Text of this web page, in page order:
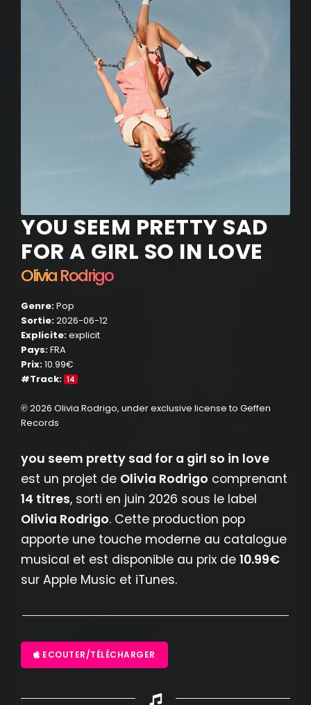
YOU SEEM PRETTY SAD
FOR A GIRL SO IN LOVE
Olivia Rodrigo
Genre:Pop
Sortie:2026-06-12
Explicite:explicit
Pays:FRA
Prix:10.99€
#Track: 14
℗ 2026 Olivia Rodrigo, under exclusive license to Geffen
Records
you seem pretty sad for a girl so in love
est un projet de Olivia Rodrigo comprenant
14 titres, sorti en juin 2026 sous le label
Olivia Rodrigo. Cette production pop
apporte une touche moderne au catalogue
musical et est disponible au prix de 10.99€
sur Apple Music et iTunes.
ECOUTER/TÉLÉCHARGER